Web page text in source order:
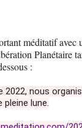
méditatif
Planétaire
:
2022, nous
lune.